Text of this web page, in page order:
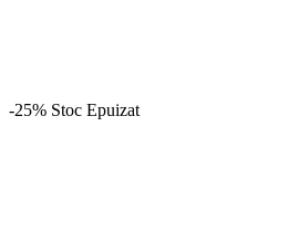
-25% Stoc Epuizat